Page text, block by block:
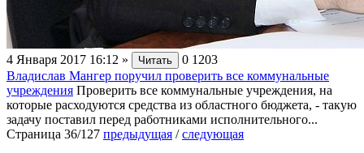
4 Января 2017 16:12 » Читать 0 1203
Владислав Мангер поручил проверить все коммунальные
учреждения Проверить все коммунальные учреждения, на
которые расходуются средства из областного бюджета, - такую
задачу поставил перед работниками исполнительного...
Страница 36/127 предыдущая /следующая